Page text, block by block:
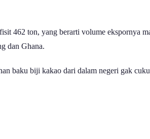
462 ton, yang berarti volume ekspornya
dan Ghana.
baku biji kakao dari dalam negeri gak